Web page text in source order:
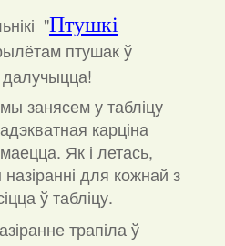
"Птушкі
птушак ў
занясем у табліцу
карціна
Як і летась,
для кожнай з
ў табліцу.
трапіла ў